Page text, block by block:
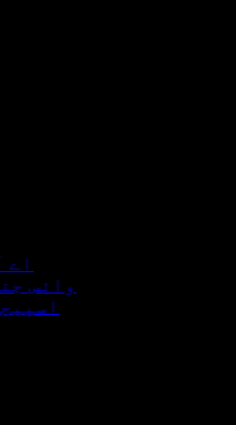
اے
وائس